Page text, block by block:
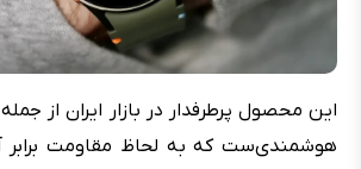
این محصول پر‌طرفدار در بازار ایران از
هوشمندی‌ست که به لحاظ مقاومت